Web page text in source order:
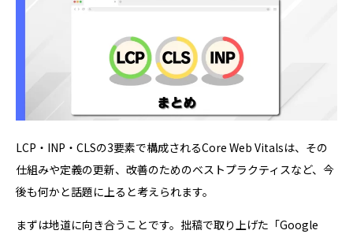
LCP・INP・CLSの3要素で構成されるCore Web Vitalsは、その
仕組みや定義の更新、改善のためのベストプラクティスなど、今
後も何かと話題に上ると考えられます。
まずは地道に向き合うことです。拙稿で取り上げた「Google